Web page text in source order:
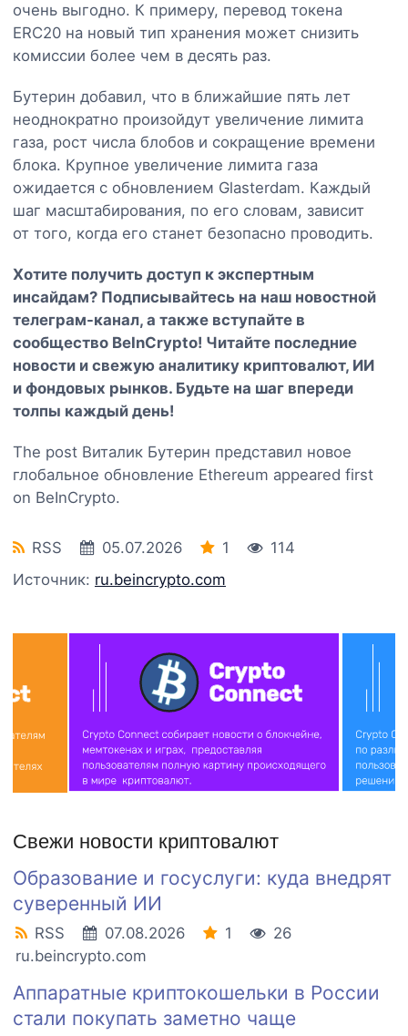
очень выгодно. К примеру, перевод токена
ERC20 на новый тип хранения может снизить
комиссии более чем в десять раз.
Бутерин добавил, что в ближайшие пять лет
неоднократно произойдут увеличение лимита
газа, рост числа блобов и сокращение времени
блока. Крупное увеличение лимита газа
ожидается с обновлением Glasterdam. Каждый
шаг масштабирования, по его словам, зависит
от того, когда его станет безопасно проводить.
Хотите получить доступ к экспертным
инсайдам? Подписывайтесь на наш новостной
телеграм-канал, а также вступайте в
сообщество BeInCrypto! Читайте последние
новости и свежую аналитику криптовалют, ИИ
и фондовых рынков. Будьте на шаг впереди
толпы каждый день!
The post Виталик Бутерин представил новое
глобальное обновление Ethereum appeared first
on BeInCrypto.
RSS 05.07.2026 1
114
Источник: ru.beincrypto.com
Свежи новости криптовалют
Образование и госуслуги: куда внедрят
суверенный ИИ
RSS 07.08.2026 1
26
ru.beincrypto.com
Аппаратные криптокошельки в России
стали покупать заметно чаще